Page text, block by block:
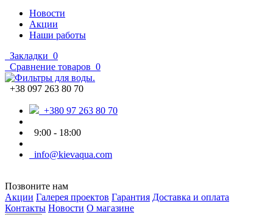
Новости
Акции
Наши работы
Закладки 0
Сравнение товаров 0
+38 097 263 80 70
+380 97 263 80 70
9:00 - 18:00
info@kievaqua.com
Позвоните нам
Акции Галерея проектов Гарантия Доставка и оплата
Контакты Новости О магазине